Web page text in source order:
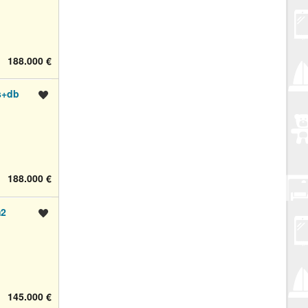
188.000 €
188.000 €
145.000 €